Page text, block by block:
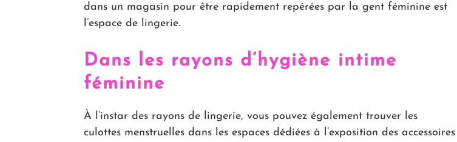
dans un magasin pour être rapidement repérées par la gent féminine est
l’espace de lingerie.
Dans les rayons d’hygiène intime
féminine
À l’instar des rayons de lingerie, vous pouvez également trouver les
culottes menstruelles dans les espaces dédiées à l’exposition des accessoires